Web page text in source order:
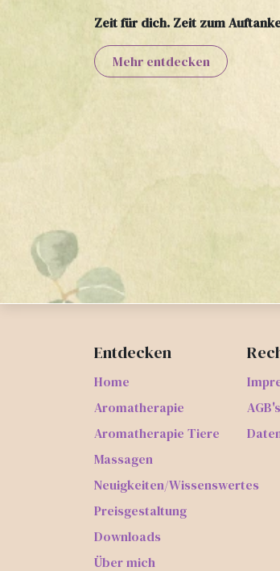
Zeit für dich. Zeit zum
Mehr entdecken
Entdecken
Home
Aromatherapie
Aromatherapie Tiere
Massagen
Neuigkeiten/Wissenswertes
Preisgestaltung
Downloads
Über mich
AGB's